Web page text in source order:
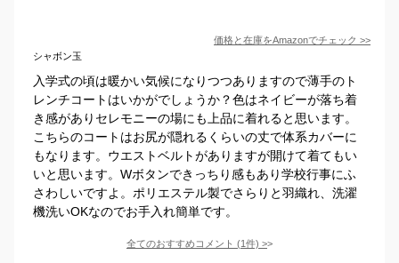
価格と在庫をAmazonでチェック >>
シャボン玉
入学式の頃は暖かい気候になりつつありますので薄手のト
レンチコートはいかがでしょうか？色はネイビーが落ち着
き感がありセレモニーの場にも上品に着れると思います。
こちらのコートはお尻が隠れるくらいの丈で体系カバーに
もなります。ウエストベルトがありますが開けて着てもい
いと思います。Wボタンできっちり感もあり学校行事にふ
さわしいですよ。ポリエステル製でさらりと羽織れ、洗濯
機洗いOKなのでお手入れ簡単です。
全てのおすすめコメント (1件) >